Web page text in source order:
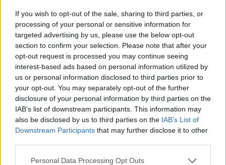
If you wish to opt-out of the sale, sharing to third parties, or
processing of your personal or sensitive information for
targeted advertising by us, please use the below opt-out
section to confirm your selection. Please note that after your
opt-out request is processed you may continue seeing
interest-based ads based on personal information utilized by
us or personal information disclosed to third parties prior to
your opt-out. You may separately opt-out of the further
disclosure of your personal information by third parties on the
IAB’s list of downstream participants. This information may
also be disclosed by us to third parties on the IAB’s List of
Downstream Participants that may further disclose it to other
Please note that this website/app uses one or more Google
Personal Data Processing Opt Outs
Questa fase può trasformarsi in un’opportunità per
la crescita personale e relazionale. Accettare il
cambiamento e abbracciare nuove esperienze può
condurre a una vita piena e soddisfacente, anche
dopo che i figli hanno intrapreso il loro cammino.
AUTORE
AiAdhubMedia